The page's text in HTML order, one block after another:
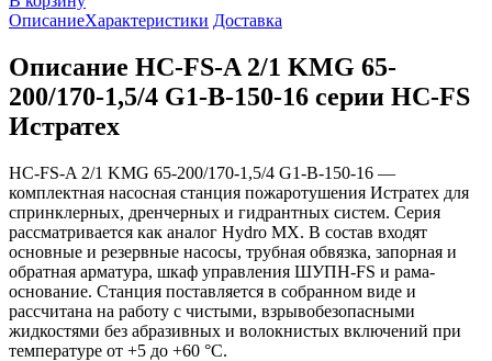
ОписаниеХарактеристики Доставка
Описание HC-FS-A 2/1 KMG 65-
200/170-1,5/4 G1-B-150-16 серии HC-FS
Истратех
HC-FS-A 2/1 KMG 65-200/170-1,5/4 G1-B-150-16 —
комплектная насосная станция пожаротушения Истратех для
спринклерных, дренчерных и гидрантных систем. Серия
рассматривается как аналог Hydro MX. В состав входят
основные и резервные насосы, трубная обвязка, запорная и
обратная арматура, шкаф управления ШУПН-FS и рама-
основание. Станция поставляется в собранном виде и
рассчитана на работу с чистыми, взрывобезопасными
жидкостями без абразивных и волокнистых включений при
температуре от +5 до +60 °С.